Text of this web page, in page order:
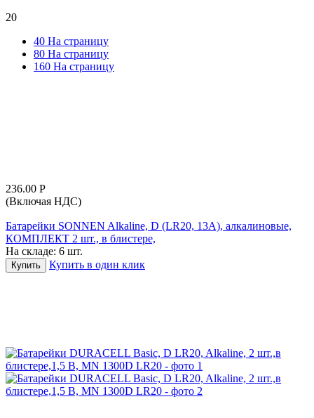
20
40 На страницу
80 На страницу
160 На страницу
236.00 Р
(Включая НДС)
Батарейки SONNEN Alkaline, D (LR20, 13А), алкалиновые,
КОМПЛЕКТ 2 шт., в блистере,
На складе: 6 шт.
Купить Купить в один клик